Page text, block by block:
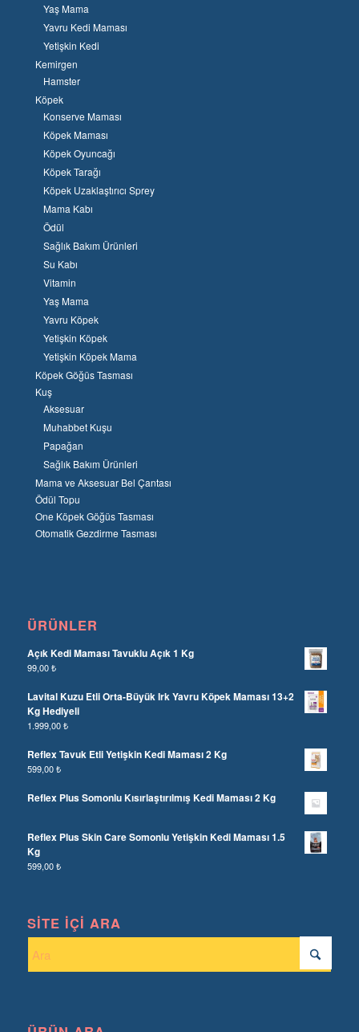
Yaş Mama
Yavru Kedi Maması
Yetişkin Kedi
Kemirgen
Hamster
Köpek
Konserve Maması
Köpek Maması
Köpek Oyuncağı
Köpek Tarağı
Köpek Uzaklaştırıcı Sprey
Mama Kabı
Ödül
Sağlık Bakım Ürünleri
Su Kabı
Vitamin
Yaş Mama
Yavru Köpek
Yetişkin Köpek
Yetişkin Köpek Mama
Köpek Göğüs Tasması
Kuş
Aksesuar
Muhabbet Kuşu
Papağan
Sağlık Bakım Ürünleri
Mama ve Aksesuar Bel Çantası
Ödül Topu
One Köpek Göğüs Tasması
Otomatik Gezdirme Tasması
ÜRÜNLER
Açık Kedi Maması Tavuklu Açık 1 Kg
99,00₺
Lavital Kuzu Etli Orta-Büyük Irk Yavru Köpek Maması 13+2
Kg Hediyeli
1.999,00₺
Reflex Tavuk Etli Yetişkin Kedi Maması 2 Kg
599,00₺
Reflex Plus Somonlu Kısırlaştırılmış Kedi Maması 2 Kg
Reflex Plus Skin Care Somonlu Yetişkin Kedi Maması 1.5
Kg
599,00₺
SITE İÇI ARA